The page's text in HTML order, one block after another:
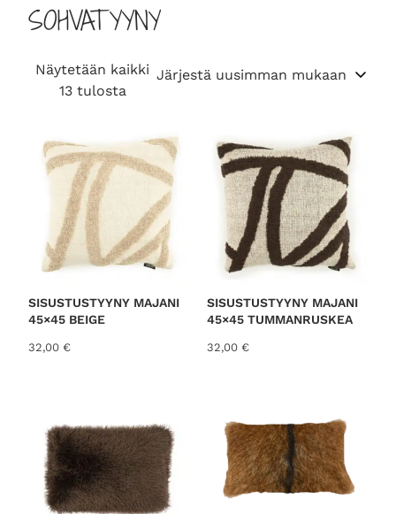
SOHVATYYNY
Näytetään kaikki
13 tulostaS
t
e
y
l
t
SISUSTUSTYYNY MAJANI
45×45 BEIGE
32,00 €
SISUSTUSTYYNY MAJANI
45×45 TUMMANRUSKEA
32,00 €